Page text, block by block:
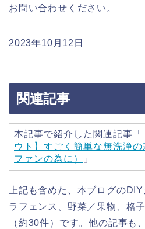
お問い合わせください。
2023年10月12日
関連記事
本記事で紹介した関連記事「
ウト】すごく簡単な無洗浄
ファンの為に）
」
上記も含めた、本ブログの
ラフェンス、野菜／果物、格
（約30件）です。他の記事も